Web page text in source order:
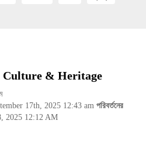
Culture & Heritage
17th, 2025 12:43 am পরিবর্তনের
2025 12:12 AM